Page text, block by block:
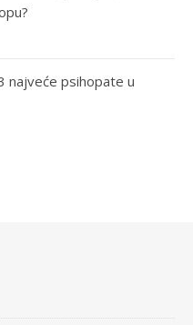
najveće psihopate u